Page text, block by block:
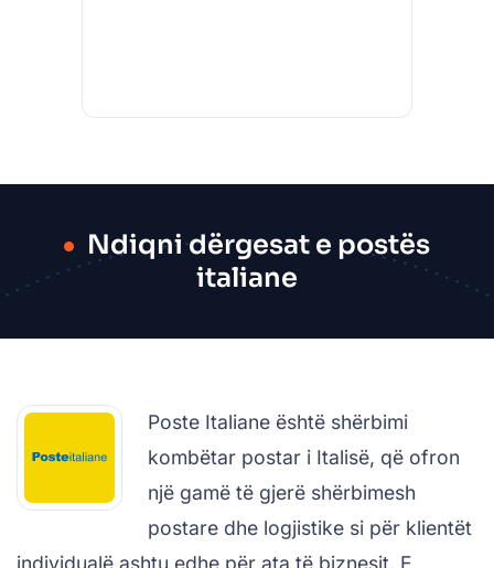
Ndiqni dërgesat e postës
italiane
Poste Italiane është shërbimi
kombëtar postar i Italisë, që ofron
një gamë të gjerë shërbimesh
postare dhe logjistike si për klientët
individualë ashtu edhe për ata të biznesit. E